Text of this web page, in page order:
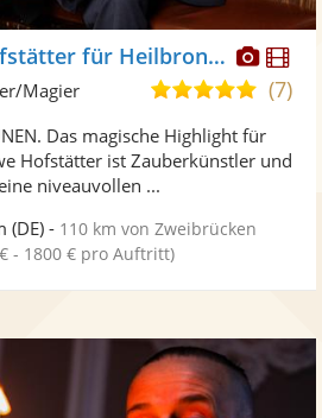
Fotos
Zauberer Uwe Hofstätter für Heilbronn Heidelberg Karlsruhe Mannheim Darmstadt Baden-Baden Bruchsal
5,0
5
(7)
Magier
Das magische Highlight für
Hofstätter ist Zauberkünstler und
niveauvollen ...
(DE) - 110 km von Zweibrücken
- 1800 € pro Auftritt)